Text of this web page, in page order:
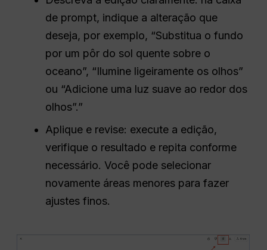
de prompt, indique a alteração que
deseja, por exemplo, “Substitua o fundo
por um pôr do sol quente sobre o
oceano”, “Ilumine ligeiramente os olhos”
ou “Adicione uma luz suave ao redor dos
olhos”.”
Aplique e revise: execute a edição,
verifique o resultado e repita conforme
necessário. Você pode selecionar
novamente áreas menores para fazer
ajustes finos.